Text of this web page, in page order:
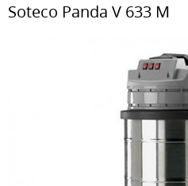
Soteco Panda V 633 M